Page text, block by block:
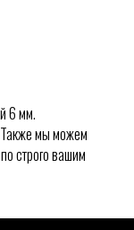
6 мм.
Также мы можем
строго вашим